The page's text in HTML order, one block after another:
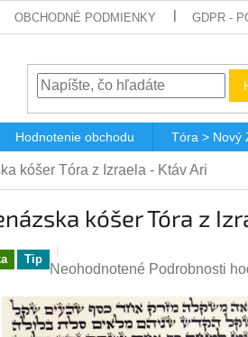
OBCHODNÉ PODMIENKY GDPR -
Hodnotenie obchodu Tóra > Nový
kóšer Tóra z Izraela - Ktáv Ari
kóšer Tóra z
Tip
Priemerné
produktu
je
Neohodnotené Podrobnosti